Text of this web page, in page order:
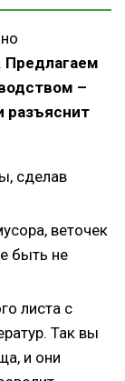
Предлагаем
–
разъяснит
сделав
веточек
быть не
листа с
Так вы
и они